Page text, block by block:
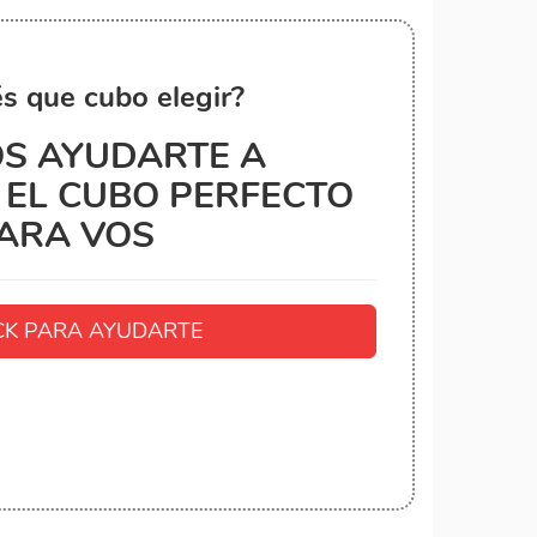
que cubo elegir?
AYUDARTE A
CUBO PERFECTO
VOS
PARA AYUDARTE